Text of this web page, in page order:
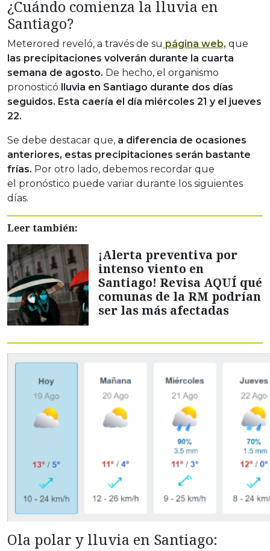
¿Cuándo comienza la lluvia en
Santiago?
Meterored reveló, a través de su página web, que
las precipitaciones volverán durante la cuarta
semana de agosto. De hecho, el organismo
pronosticó lluvia en Santiago durante dos días
seguidos. Esta caería el día miércoles 21 y el jueves
22.
Se debe destacar que, a diferencia de ocasiones
anteriores, estas precipitaciones serán bastante
frías. Por otro lado, debemos recordar que
el pronóstico puede variar durante los siguientes
días.
Leer también:
¡Alerta preventiva por
intenso viento en
Santiago! Revisa AQUÍ qué
comunas de la RM podrían
ser las más afectadas
Ola polar y lluvia en Santiago: